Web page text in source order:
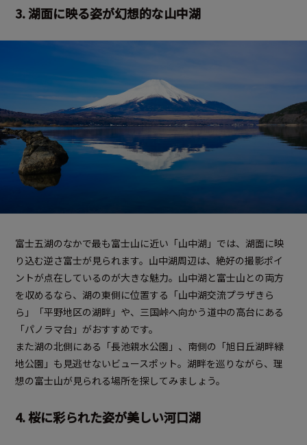
3. 湖面に映る姿が幻想的な山中湖
富士五湖のなかで最も富士山に近い「山中湖」では、湖面に映
り込む逆さ富士が見られます。山中湖周辺は、絶好の撮影ポイ
ントが点在しているのが大きな魅力。山中湖と富士山との両方
を収めるなら、湖の東側に位置する「山中湖交流プラザきら
ら」「平野地区の湖畔」や、三国峠へ向かう道中の高台にある
「パノラマ台」がおすすめです。
また湖の北側にある「長池親水公園」、南側の「旭日丘湖畔緑
地公園」も見逃せないビュースポット。湖畔を巡りながら、理
想の富士山が見られる場所を探してみましょう。
4. 桜に彩られた姿が美しい河口湖